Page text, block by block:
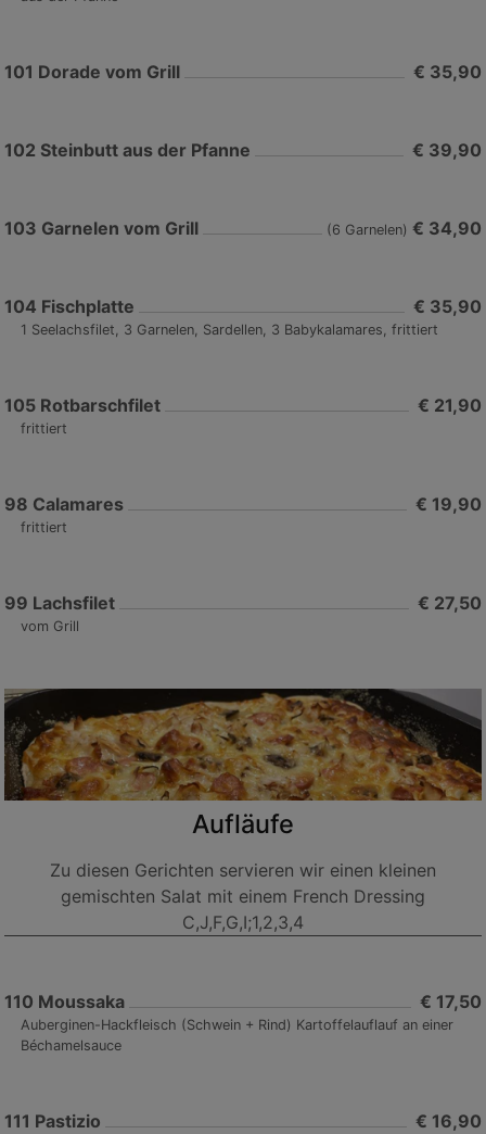
101 Dorade vom Grill € 35,90
102 Steinbutt aus der Pfanne € 39,90
103 Garnelen vom Grill (6 Garnelen) € 34,90
104 Fischplatte € 35,90
1 Seelachsfilet, 3 Garnelen, Sardellen, 3 Babykalamares, frittiert
105 Rotbarschfilet € 21,90
frittiert
98 Calamares € 19,90
frittiert
99 Lachsfilet € 27,50
vom Grill
Aufläufe
Zu diesen Gerichten servieren wir einen kleinen
gemischten Salat mit einem French Dressing
C,J,F,G,I;1,2,3,4
110 Moussaka € 17,50
Auberginen-Hackfleisch (Schwein + Rind) Kartoffelauflauf an einer
Béchamelsauce
111 Pastizio € 16,90